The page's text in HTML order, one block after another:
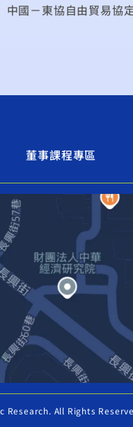
中國－東協自由貿易協
董事課程專區
All Rights